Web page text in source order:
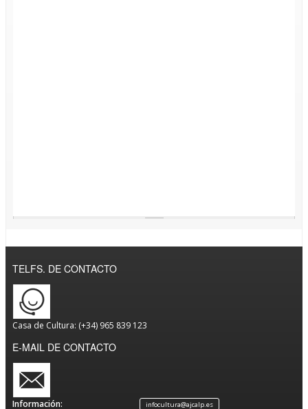
TELFS. DE CONTACTO
Casa de Cultura: (+34) 965 839 123
E-MAIL DE CONTACTO
Información: infocultura@ajcalp.es